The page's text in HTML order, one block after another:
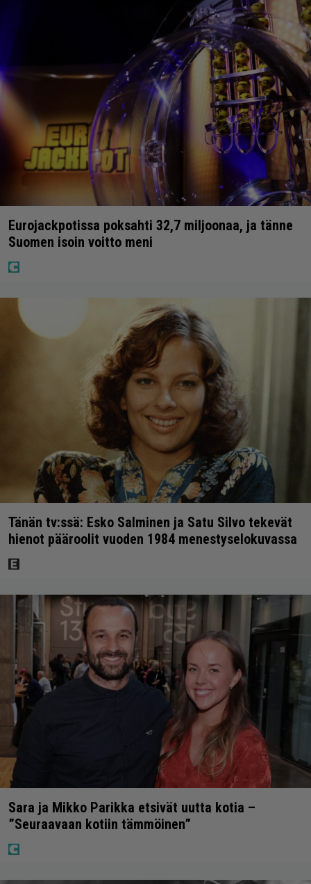
Eurojackpotissa poksahti 32,7 miljoonaa, ja tänne
Suomen isoin voitto meni
Tänän tv:ssä: Esko Salminen ja Satu Silvo tekevät
hienot pääroolit vuoden 1984 menestyselokuvassa
Sara ja Mikko Parikka etsivät uutta kotia –
”Seuraavaan kotiin tämmöinen”